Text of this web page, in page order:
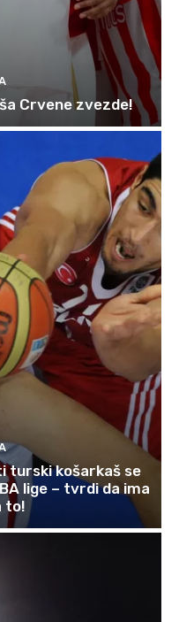
Crvene zvezde!
turski košarkaš se
lige – tvrdi da ima
to!